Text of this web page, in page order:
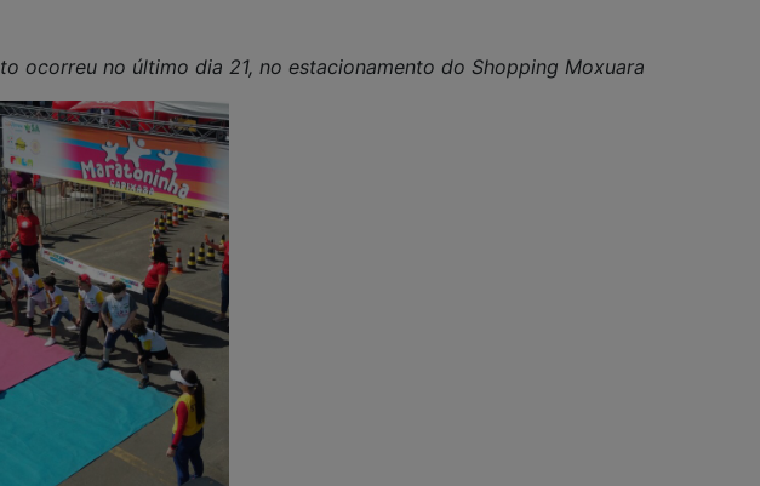
ocorreu no último dia 21, no estacionamento do Shopping Moxuara